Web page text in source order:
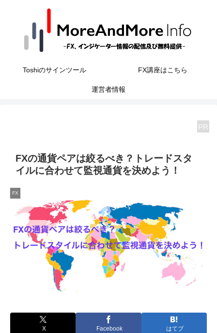
Toshiのサインツール FX講座はこちら
運営者情報
PR
FXの通貨ペアは絞るべき？トレードスタ
イルに合わせて監視通貨を決めよう！
FX
X Facebook はてブ